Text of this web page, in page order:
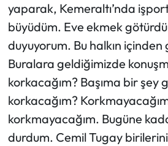
yaparak, Kemeraltı’nda
büyüdüm. Eve ekmek
duyuyorum. Bu halkın içinden
Buralara geldiğimizde
korkacağım? Başıma bir şey
korkacağım?
korkmayacağım. Bugüne
durdum. Cemil Tugay